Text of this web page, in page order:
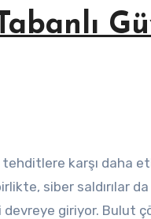
karşı daha
siber saldırılar
giriyor. Bulut